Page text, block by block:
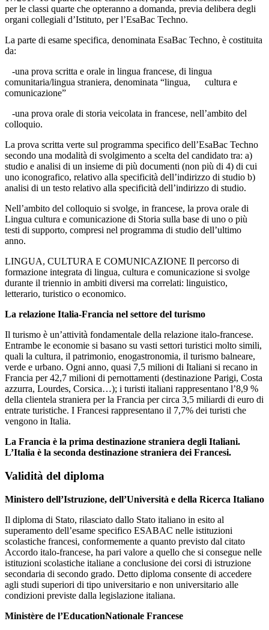
per le classi quarte che opteranno a domanda, previa delibera degli
organi collegiali d’Istituto, per l’EsaBac Techno.
La parte di esame specifica, denominata EsaBac Techno, è costituita
da:
-una prova scritta e orale in lingua francese, di lingua
comunitaria/lingua straniera, denominata “lingua, cultura e
comunicazione”
-una prova orale di storia veicolata in francese, nell’ambito del
colloquio.
La prova scritta verte sul programma specifico dell’EsaBac Techno
secondo una modalità di svolgimento a scelta del candidato tra: a)
studio e analisi di un insieme di più documenti (non più di 4) di cui
uno iconografico, relativo alla specificità dell’indirizzo di studio b)
analisi di un testo relativo alla specificità dell’indirizzo di studio.
Nell’ambito del colloquio si svolge, in francese, la prova orale di
Lingua cultura e comunicazione di Storia sulla base di uno o più
testi di supporto, compresi nel programma di studio dell’ultimo
anno.
LINGUA, CULTURA E COMUNICAZIONE Il percorso di
formazione integrata di lingua, cultura e comunicazione si svolge
durante il triennio in ambiti diversi ma correlati: linguistico,
letterario, turistico o economico.
La relazione Italia-Francia nel settore del turismo
Il turismo è un’attività fondamentale della relazione italo-francese.
Entrambe le economie si basano su vasti settori turistici molto simili,
quali la cultura, il patrimonio, enogastronomia, il turismo balneare,
verde e urbano. Ogni anno, quasi 7,5 milioni di Italiani si recano in
Francia per 42,7 milioni di pernottamenti (destinazione Parigi, Costa
azzurra, Lourdes, Corsica…); i turisti italiani rappresentano l’8,9 %
della clientela straniera per la Francia per circa 3,5 miliardi di euro di
entrate turistiche. I Francesi rappresentano il 7,7% dei turisti che
vengono in Italia.
La Francia è la prima destinazione straniera degli Italiani.
L’Italia è la seconda destinazione straniera dei Francesi.
Validità del diploma
Ministero dell’Istruzione, dell’Università e della Ricerca Italiano
Il diploma di Stato, rilasciato dallo Stato italiano in esito al
superamento dell’esame specifico ESABAC nelle istituzioni
scolastiche francesi, conformemente a quanto previsto dal citato
Accordo italo-francese, ha pari valore a quello che si consegue nelle
istituzioni scolastiche italiane a conclusione dei corsi di istruzione
secondaria di secondo grado. Detto diploma consente di accedere
agli studi superiori di tipo universitario e non universitario alle
condizioni previste dalla legislazione italiana.
Ministère de l’EducationNationale Francese